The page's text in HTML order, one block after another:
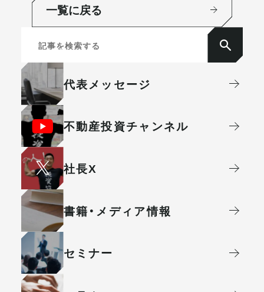
一覧に戻る
代表メッセージ
不動産投資チャンネル
社⻑X
書籍・メディア情報
セミナー